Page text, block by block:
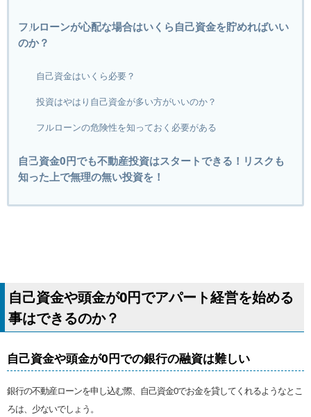
フルローンが心配な場合はいくら自己資金を貯めればいい
のか？
自己資金はいくら必要？
投資はやはり自己資金が多い方がいいのか？
フルローンの危険性を知っておく必要がある
自己資金0円でも不動産投資はスタートできる！リスクも
知った上で無理の無い投資を！
自己資金や頭金が0円でアパート経営を始める
事はできるのか？
自己資金や頭金が0円での銀行の融資は難しい
銀行の不動産ローンを申し込む際、自己資金0でお金を貸してくれるようなとこ
ろは、少ないでしょう。